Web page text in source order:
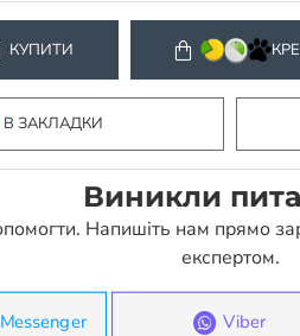
КУПИТИ
В ЗАКЛАДКИ
Виникли
Напишіть нам прямо
експертом.
Viber